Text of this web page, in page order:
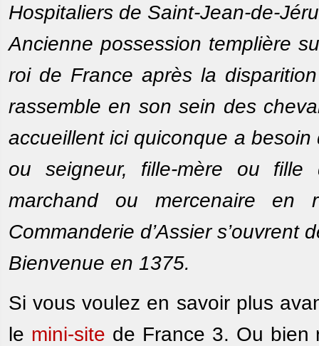
Hospitaliers de Saint-Jean-de-
Ancienne possession templière
roi de France après la
rassemble en son sein des
accueillent ici quiconque a besoin
ou seigneur, fille-mère ou
marchand ou mercenaire
Commanderie d’Assier s’ouvrent
Bienvenue en 1375.
Si vous voulez en savoir plus
le mini-site de France 3. Ou